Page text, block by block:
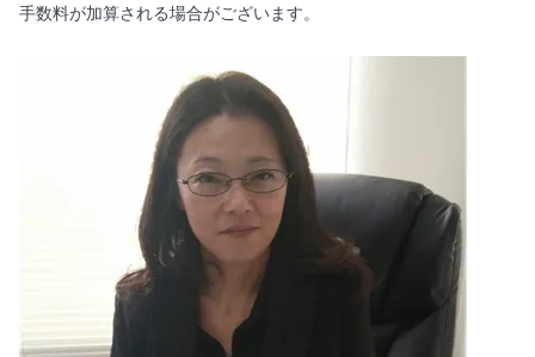
手数料が加算される場合がございます。